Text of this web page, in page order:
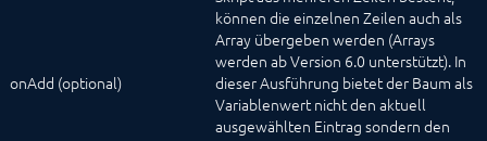
Referenzen
onAdd (optional)
können die einzelnen Zeilen auch als
Array übergeben werden (Arrays
werden ab Version 6.0 unterstützt). In
dieser Ausführung bietet der Baum als
Variablenwert nicht den aktuell
ausgewählten Eintrag sondern den